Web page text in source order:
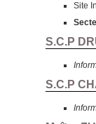
Site
S.C.P
S.C.P